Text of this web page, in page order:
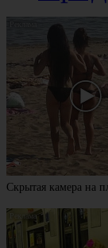
Скрытая камера на